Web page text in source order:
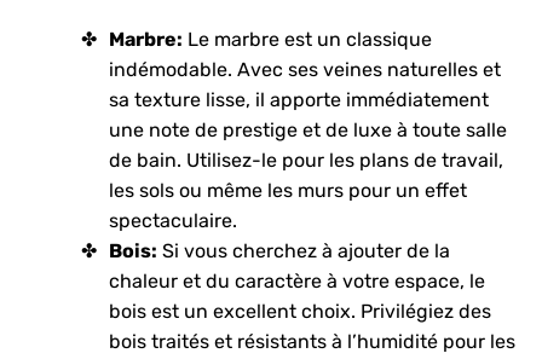
Marbre: Le marbre est un classique
indémodable. Avec ses veines naturelles et
sa texture lisse, il apporte immédiatement
une note de prestige et de luxe à toute salle
de bain. Utilisez-le pour les plans de travail,
les sols ou même les murs pour un effet
spectaculaire.
Bois: Si vous cherchez à ajouter de la
chaleur et du caractère à votre espace, le
bois est un excellent choix. Privilégiez des
bois traités et résistants à l’humidité pour les